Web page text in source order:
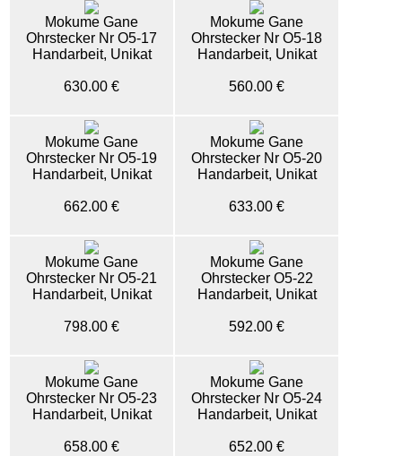
Mokume Gane
Ohrstecker Nr O5-17
Handarbeit, Unikat
630.00 €
Mokume Gane
Ohrstecker Nr O5-18
Handarbeit, Unikat
560.00 €
Mokume Gane
Ohrstecker Nr O5-19
Handarbeit, Unikat
662.00 €
Mokume Gane
Ohrstecker Nr O5-20
Handarbeit, Unikat
633.00 €
Mokume Gane
Ohrstecker Nr O5-21
Handarbeit, Unikat
798.00 €
Mokume Gane
Ohrstecker O5-22
Handarbeit, Unikat
592.00 €
Mokume Gane
Ohrstecker Nr O5-23
Handarbeit, Unikat
658.00 €
Mokume Gane
Ohrstecker Nr O5-24
Handarbeit, Unikat
652.00 €